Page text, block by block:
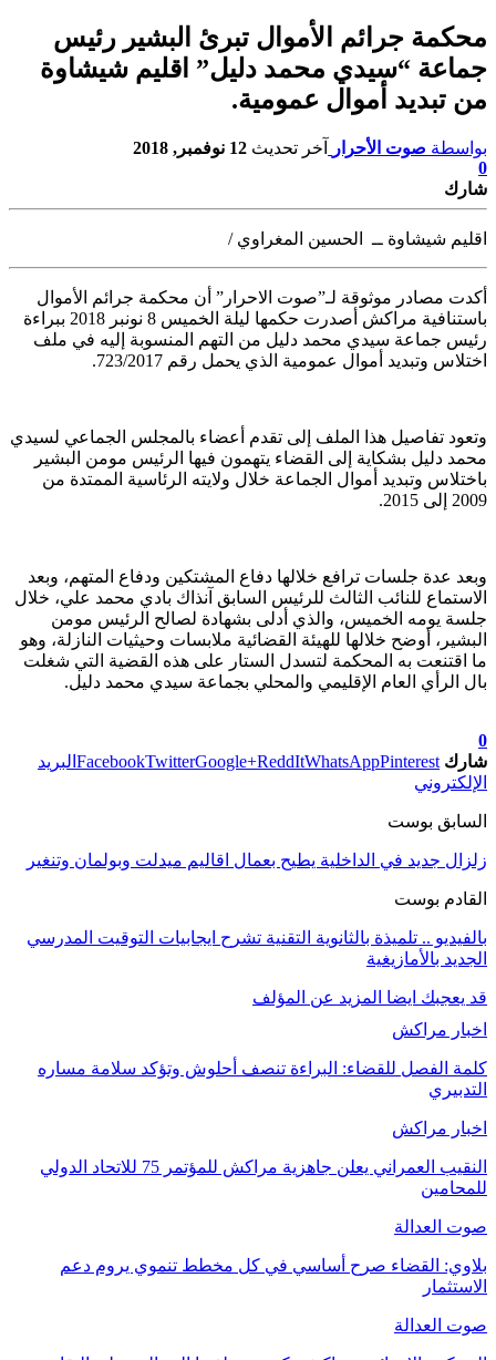
محكمة جرائم الأموال تبرئ البشير رئيس
جماعة “سيدي محمد دليل” اقليم شيشاوة
من تبديد أموال عمومية.
بواسطة صوت الأحرار آخر تحديث 12 نوفمبر, 2018
0
شارك
اقليم شيشاوة ــ الحسين المغراوي /
أكدت مصادر موثوقة لـ”صوت الاحرار” أن محكمة جرائم الأموال
باستنافية مراكش
أصدرت حكمها ليلة الخميس 8 نونبر 2018 ببراءة
رئيس جماعة سيدي محمد دليل من التهم المنسوبة إليه في ملف
اختلاس وتبديد أموال عمومية الذي يحمل رقم 723/2017.
وتعود تفاصيل هذا الملف إلى تقدم أعضاء بالمجلس الجماعي لسيدي
محمد دليل بشكاية إلى القضاء يتهمون فيها الرئيس مومن البشير
باختلاس وتبديد أموال الجماعة خلال ولايته الرئاسية الممتدة من
2009 إلى 2015.
وبعد عدة جلسات ترافع خلالها دفاع المشتكين ودفاع المتهم، وبعد
الاستماع للنائب الثالث للرئيس السابق آنذاك بادي محمد علي، خلال
جلسة يومه الخميس، والذي أدلى بشهادة لصالح الرئيس مومن
البشير، أوضح خلالها للهيئة القضائية ملابسات وحيثيات النازلة، وهو
ما اقتنعت به المحكمة لتسدل الستار على هذه القضية التي شغلت
بال الرأي العام الإقليمي والمحلي بجماعة سيدي محمد دليل.
0
شارك
FacebookTwitterGoogle+ReddItWhatsAppPinterest
البريد
الإلكتروني
السابق بوست
زلزال جديد في الداخلية يطيح بعمال اقاليم ميدلت وبولمان وتنغير
القادم بوست
بالفيديو .. تلميذة بالثانوية التقنية تشرح ايجابيات التوقيت المدرسي
الجديد بالأمازيغية
قد يعجبك ايضا المزيد عن المؤلف
اخبار مراكش
كلمة الفصل للقضاء: البراءة تنصف أحلوش وتؤكد سلامة مساره
التدبيري
اخبار مراكش
النقيب العمراني يعلن جاهزية مراكش للمؤتمر 75 للاتحاد الدولي
للمحامين
صوت العدالة
بلاوي: القضاء صرح أساسي في كل مخطط تنموي يروم دعم
الاستثمار
صوت العدالة